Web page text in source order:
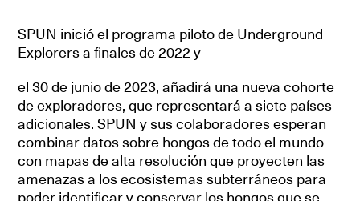
SPUN inició el programa piloto de Underground
Explorers a finales de 2022 y
el 30 de junio de 2023, añadirá una nueva cohorte
de exploradores, que representará a siete países
adicionales. SPUN y sus colaboradores esperan
combinar datos sobre hongos de todo el mundo
con mapas de alta resolución que proyecten las
amenazas a los ecosistemas subterráneos para